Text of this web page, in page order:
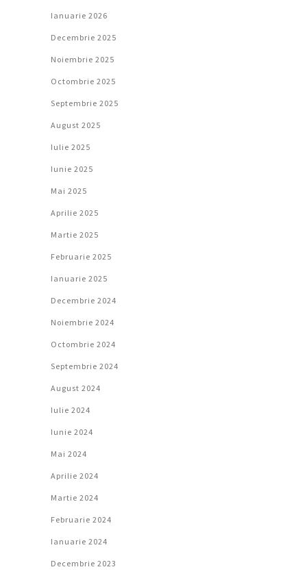
Ianuarie 2026
Decembrie 2025
Noiembrie 2025
Octombrie 2025
Septembrie 2025
August 2025
Iulie 2025
Iunie 2025
Mai 2025
Aprilie 2025
Martie 2025
Februarie 2025
Ianuarie 2025
Decembrie 2024
Noiembrie 2024
Octombrie 2024
Septembrie 2024
August 2024
Iulie 2024
Iunie 2024
Mai 2024
Aprilie 2024
Martie 2024
Februarie 2024
Ianuarie 2024
Decembrie 2023